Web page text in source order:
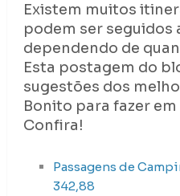
Existem muitos
podem ser seguidos
dependendo de
Esta postagem do
sugestões dos
Bonito para fazer em
Confira!
Passagens de
342,88